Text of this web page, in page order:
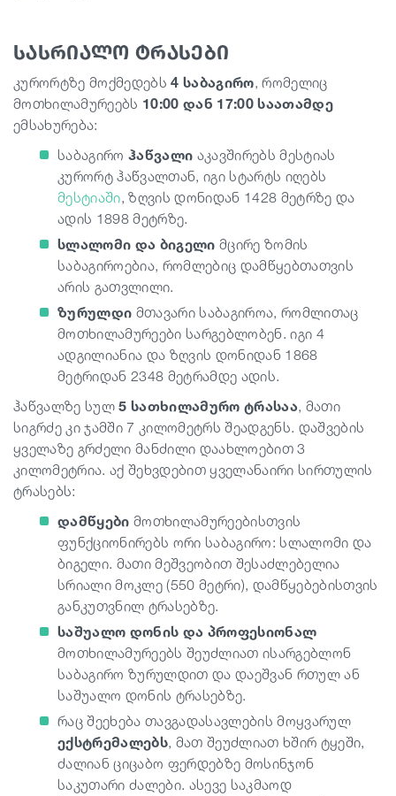
სასრიალო ტრასები
კურორტზე მოქმედებს4 საბაგირო, რომელიც
მოთხილამურეებს 10:00 დან 17:00 საათამდე
ემსახურება:
საბაგირო ჰაწვალი აკავშირებს მესტიას
კურორტ ჰაწვალთან, იგი სტარტს იღებს
მესტიაში, ზღვის დონიდან 1428 მეტრზე და
ადის 1898 მეტრზე.
სლალომი და ბიგელი მცირე ზომის
საბაგიროებია, რომლებიც დამწყებთათვის
არის გათვლილი.
ზურულდი მთავარი საბაგიროა, რომლითაც
მოთხილამურეები სარგებლობენ. იგი 4
ადგილიანია და ზღვის დონიდან 1868
მეტრიდან 2348 მეტრამდე ადის.
ჰაწვალზე სულ5 სათხილამურო ტრასაა, მათი
სიგრძე კი ჯამში 7 კილომეტრს შეადგენს. დაშვების
ყველაზე გრძელი მანძილი დაახლოებით 3
კილომეტრია. აქ შეხვდებით ყველანაირი სირთულის
ტრასებს:
დამწყები მოთხილამურეებისთვის
ფუნქციონირებს ორი საბაგირო: სლალომი და
ბიგელი. მათი მეშვეობით შესაძლებელია
სრიალი მოკლე (550 მეტრი), დამწყებებისთვის
განკუთვნილ ტრასებზე.
საშუალო დონის და პროფესიონალ
მოთხილამურეებს შეუძლიათ ისარგებლონ
საბაგირო ზურულდით და დაეშვან რთულ ან
საშუალო დონის ტრასებზე.
რაც შეეხება თავგადასავლების მოყვარულ
ექსტრემალებს, მათ შეუძლიათ ხშირ ტყეში,
ძალიან ციცაბო ფერდებზე მოსინჯონ
საკუთარი ძალები. ასევე საკმაოდ